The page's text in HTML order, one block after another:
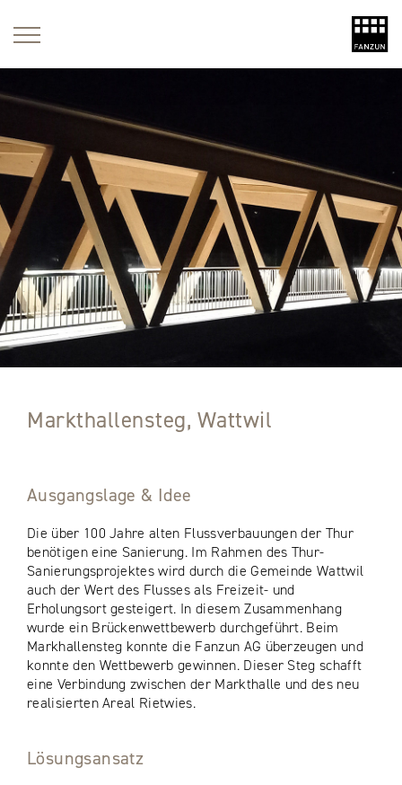
Markthallensteg, Wattwil
Ausgangslage & Idee
Die über 100 Jahre alten Flussverbauungen der Thur
benötigen eine Sanierung. Im Rahmen des Thur-
Sanierungsprojektes wird durch die Gemeinde Wattwil
auch der Wert des Flusses als Freizeit- und
Erholungsort gesteigert. In diesem Zusammenhang
wurde ein Brückenwettbewerb durchgeführt. Beim
Markhallensteg konnte die Fanzun AG überzeugen und
konnte den Wettbewerb gewinnen. Dieser Steg schafft
eine Verbindung zwischen der Markthalle und des neu
realisierten Areal Rietwies.
Lösungsansatz